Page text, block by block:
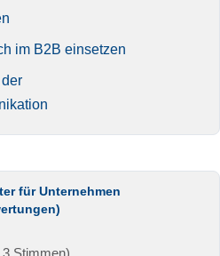
im B2B einsetzen
für Unternehmen
Stimmen)